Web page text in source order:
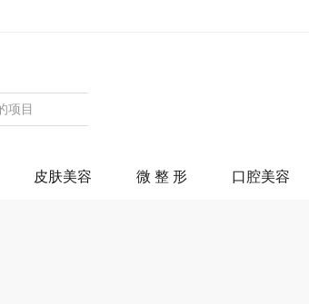
皮肤美容 微 整 形 口腔美容